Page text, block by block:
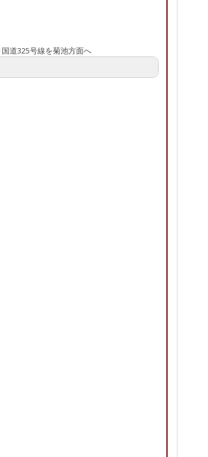
道325号線を菊池方面へ